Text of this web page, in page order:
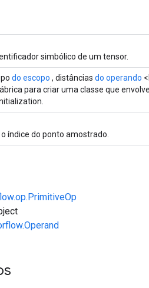
simbólico de um tensor.
do escopo , distâncias do operando
para criar uma classe que
índice do ponto amostrado.